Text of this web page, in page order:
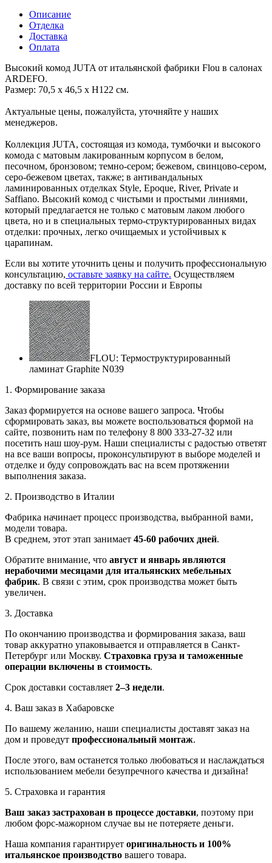
Описание
Отделка
Доставка
Оплата
Высокий комод JUTA от итальянской фабрики Flou в салонах
ARDEFO.
Размер: 70,5 x 46,5 x H122 см.
Актуальные цены, пожалуйста, уточняйте у наших
менеджеров.
Коллекция JUTA, состоящая из комода, тумбочки и высокого
комода с матовым лакированным корпусом в белом,
песочном, бронзовом; темно-сером; бежевом, свинцово-сером,
серо-бежевом цветах, также; в антивандальных
ламинированных отделках Style, Epoque, River, Private и
Saffiano. Высокий комод с чистыми и простыми линиями,
который предлагается не только с матовым лаком любого
цвета, но и в специальных термо-структурированных видах
отделки: прочных, легко очищаемых и устойчивых к
царапинам.
Если вы хотите уточнить цены и получить профессиональную
консультацию, оставьте заявку на сайте. Осуществляем
доставку по всей территории России и Европы
FLOU: Термоструктурированный
ламинат Graphite N039
1. Формирование заказа
Заказ формируется на основе вашего запроса. Чтобы
сформировать заказ, вы можете воспользоваться формой на
сайте, позвонить нам по телефону 8 800 333-27-32 или
посетить наш шоу-рум. Наши специалисты с радостью ответят
на все ваши вопросы, проконсультируют в выборе моделей и
отделке и буду сопровождать вас на всем протяжении
выполнения заказа.
2. Производство в Италии
Фабрика начинает процесс производства, выбранной вами,
модели товара.
В среднем, этот этап занимает 45-60 рабочих дней.
Обратите внимание, что август и январь являются
нерабочими месяцами для итальянских мебельных
фабрик. В связи с этим, срок производства может быть
увеличен.
3. Доставка
По окончанию производства и формирования заказа, ваш
товар аккуратно упаковывается и отправляется в Санкт-
Петербург или Москву. Страховка груза и таможенные
операции включены в стоимость.
Срок доставки составляет 2–3 недели.
4. Ваш заказ в Хабаровске
По вашему желанию, наши специалисты доставят заказ на
дом и проведут профессиональный монтаж.
После этого, вам останется только любоваться и наслаждаться
использованием мебели безупречного качества и дизайна!
5. Страховка и гарантия
Ваш заказ застрахован в процессе доставки, поэтому при
любом форс-мажорном случае вы не потеряете деньги.
Наша компания гарантирует оригинальность и 100%
итальянское производство вашего товара.